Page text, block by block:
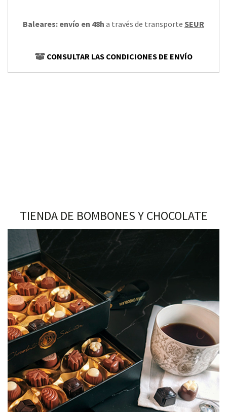
Baleares: envío en 48h a través de transporte SEUR
CONSULTAR LAS CONDICIONES DE ENVÍO
TIENDA DE BOMBONES Y CHOCOLATE